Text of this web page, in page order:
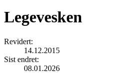
Legevesken
Revidert:
14.12.2015
Sist endret:
08.01.2026